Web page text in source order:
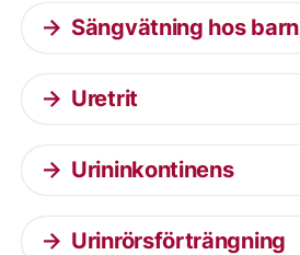
Sängvätning hos barn
Uretrit
Urininkontinens
Urinrörsförträngning